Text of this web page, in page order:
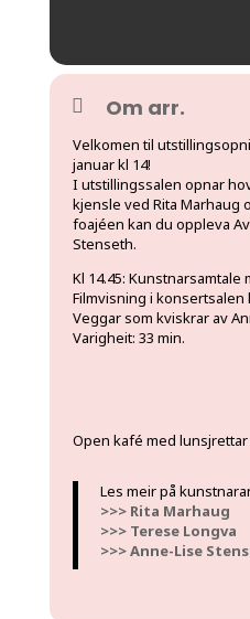
Om arr.
Velkomen til
januar kl 14!
I utstillingssalen opnar
kjensle ved Rita Marhaug
foajéen kan du oppleva
Stenseth.
Kl 14.45:
Filmvisning i konsertsalen
Veggar som kviskrar av
Varigheit: 33 min.
Open kafé med
Les meir på
>>> Rita Marhaug
>>> Terese Longva
>>> Anne-Lise